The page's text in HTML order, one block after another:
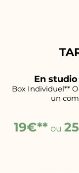
En
Box Individuel**
un
19€** ou